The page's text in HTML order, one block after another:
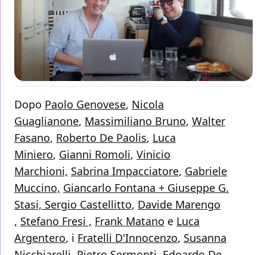
Dopo Paolo Genovese, Nicola
Guaglianone, Massimiliano Bruno, Walter
Fasano, Roberto De Paolis, Luca
Miniero, Gianni Romoli, Vinicio
Marchioni, Sabrina Impacciatore, Gabriele
Muccino, Giancarlo Fontana + Giuseppe G.
Stasi, Sergio Castellitto, Davide Marengo
, Stefano Fresi , Frank Matano e Luca
Argentero, i Fratelli D'Innocenzo, Susanna